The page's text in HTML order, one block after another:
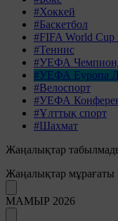
#Хоккей
#Баскетбол
#FIFA World Cup
#Теннис
#УЕФА
#УЕФА Еуропа
#Велоспорт
#УЕФА
#Ұлттық спорт
#Шахмат
Жаңалықтар
Жаңалықтар мұрағаты
МАМЫР 2026